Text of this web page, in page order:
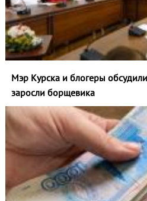
Мэр Курска и блогеры
заросли борщевика